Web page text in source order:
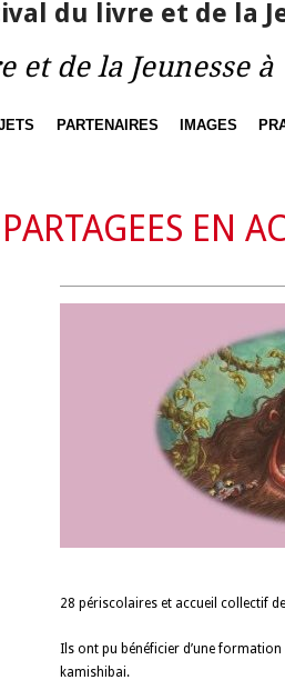
et de la Jeunesse
PARTENAIRES IMAGES
EN
28 périscolaires et accueil collectif
Ils ont pu bénéficier d’une
kamishibai.